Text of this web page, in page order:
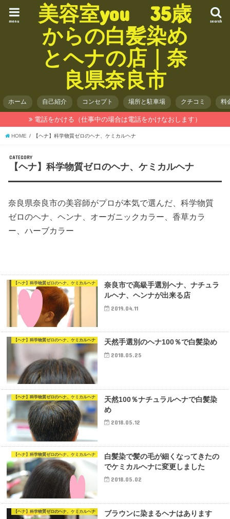
美容室you 35歳
からの白髪染め
とヘナの店｜奈
良県奈良市
search
menu
ホーム 自己紹介 コンセプト 場所と駐車場 クチコミ 料
電話をかける（仕事中の場合は電話をかけなおします）
HOME 【ヘナ】科学物質ゼロのヘナ、ケミカルヘナ
CATEGORY
【ヘナ】科学物質ゼロのヘナ、ケミカルヘナ
奈良県奈良市の美容師がプロが本気で選んだ、科学物質
ゼロのヘナ、ヘンナ、オーガニックカラー、香草カラ
ー、ハーブカラー
【ヘナ】科学物質ゼロのヘナ、ケミカルヘナ
奈良市で高級手選別ヘナ、ナチュラ
ルヘナ、ヘンナが出来る店
2019.04.11
【ヘナ】科学物質ゼロのヘナ、ケミカルヘナ 天然手選別のヘナ100％で白髪染め
2018.05.25
【ヘナ】科学物質ゼロのヘナ、ケミカルヘナ
天然100％ナチュラルヘナで白髪染
め
2018.05.12
【ヘナ】科学物質ゼロのヘナ、ケミカルヘナ
白髪染で髪の毛が細くなってきたの
でケミカルヘナに変更しました
2018.05.02
【ヘナ】科学物質ゼロのヘナ、ケミカルヘナ
ブラウンに染まるヘナはあります